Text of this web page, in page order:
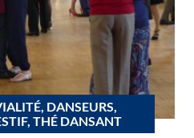
DANSEURS,
THÉ DANSANT